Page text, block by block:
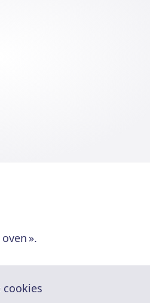
».
cookies